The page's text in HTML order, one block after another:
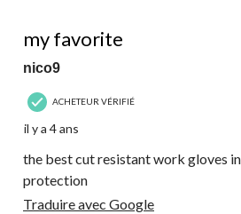
my favorite
nico9
ACHETEUR VÉRIFIÉ
il y a 4 ans
the best cut resistant work gloves
protection
Traduire avec Google